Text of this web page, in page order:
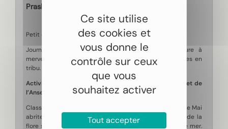
Ce site utilise
des cookies et
vous donne le
contrôle sur ceux
que vous
souhaitez activer
Tout accepter
Praslin
Petit déjeuner à l’hôtel.
Journée libre. Véritable écrin tropical, Praslin clôture à
merveille les derniers jours de ce voyage aux Seychelles en
tribu.
Activité en option : la découverte de la Vallée de Mai et de
l’Anse Lazio
Classée au patrimoine mondial de l’UNESCO, la Vallée de Mai
abrite plusieurs espèces endémiques de la faune et de la
flore seychelloises, parmi lesquelles le célèbre coco de mer.